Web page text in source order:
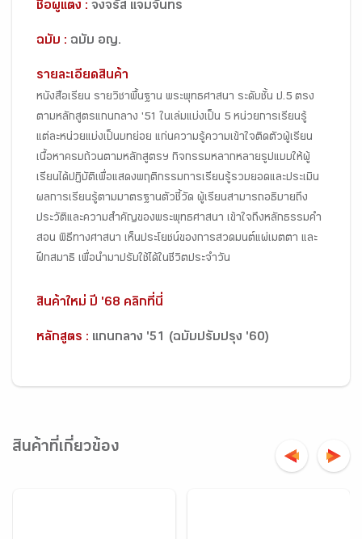
ชื่อผู้แต่ง : จงจรัส แจ่มจันทร์
ฉบับ : ฉบับ อญ.
รายละเอียดสินค้า
หนังสือเรียน รายวิชาพื้นฐาน พระพุทธศาสนา ระดับชั้น ป.5 ตรง
ตามหลักสูตรแกนกลาง '51 ในเล่มแบ่งเป็น 5 หน่วยการเรียนรู้
แต่ละหน่วยแบ่งเป็นบทย่อย แก่นความรู้ความเข้าใจติดตัวผู้เรียน
เนื้อหาครบถ้วนตามหลักสูตรฯ กิจกรรมหลากหลายรูปแบบให้ผู้
เรียนได้ปฏิบัติเพื่อแสดงพฤติกรรมการเรียนรู้รวบยอดและประเมิน
ผลการเรียนรู้ตามมาตรฐานตัวชี้วัด ผู้เรียนสามารถอธิบายถึง
ประวัติและความสำคัญของพระพุทธศาสนา เข้าใจถึงหลักธรรมคำ
สอน พิธีทางศาสนา เห็นประโยชน์ของการสวดมนต์แผ่เมตตา และ
ฝึกสมาธิ เพื่อนำมาปรับใช้ได้ในชีวิตประจำวัน
สินค้าใหม่ ปี '68 คลิกที่นี่
หลักสูตร : แกนกลาง '51 (ฉบับปรับปรุง '60)
สินค้าที่เกี่ยวข้อง